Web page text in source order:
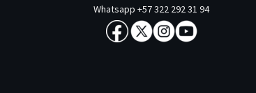
Whatsapp +57 322 292 31 94